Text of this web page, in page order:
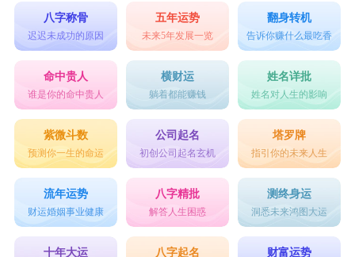
八字称骨
迟迟未成功的原因
五年运势
未来5年发展一览
翻身转机
告诉你赚什么最吃香
命中贵人
谁是你的命中贵人
横财运
躺着都能赚钱
姓名详批
姓名对人生的影响
紫微斗数
预测你一生的命运
公司起名
初创公司起名玄机
塔罗牌
指引你的未来人生
流年运势
财运婚姻事业健康
八字精批
解答人生困惑
测终身运
洞悉未来鸿图大运
十年大运 八字起名 财富运势